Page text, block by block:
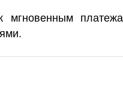
мгновенным